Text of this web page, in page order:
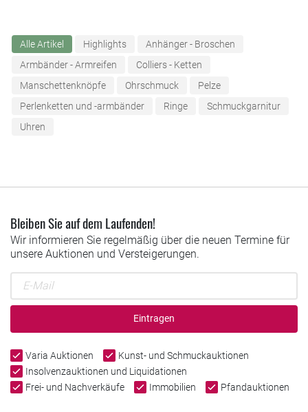
Alle Artikel Highlights
Anhänger - Broschen
Armbänder - Armreifen
Colliers - Ketten
Manschettenknöpfe
Ohrschmuck
Pelze
Perlenketten und -armbänder
Ringe
Schmuckgarnitur
Uhren
Bleiben Sie auf dem Laufenden!
Wir informieren Sie regelmäßig über die neuen Termine für
unsere Auktionen und Versteigerungen.
Eintragen
Varia Auktionen
Kunst- und Schmuckauktionen
Insolvenzauktionen und Liquidationen
Frei- und Nachverkäufe
Immobilien Pfandauktionen